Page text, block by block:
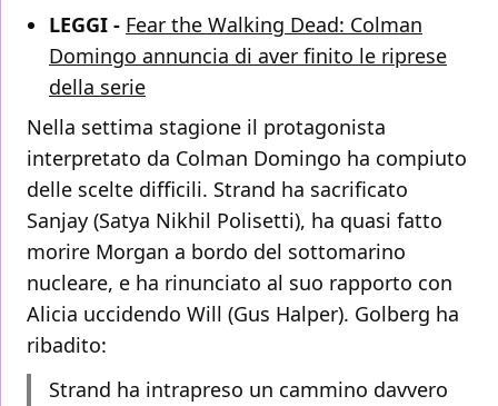
LEGGI - Fear the Walking Dead: Colman
Domingo annuncia di aver finito le riprese
della serie
Nella settima stagione il protagonista
interpretato da Colman Domingo ha compiuto
delle scelte difficili. Strand ha sacrificato
Sanjay (Satya Nikhil Polisetti), ha quasi fatto
morire Morgan a bordo del sottomarino
nucleare, e ha rinunciato al suo rapporto con
Alicia uccidendo Will (Gus Halper). Golberg ha
ribadito:
Strand ha intrapreso un cammino davvero